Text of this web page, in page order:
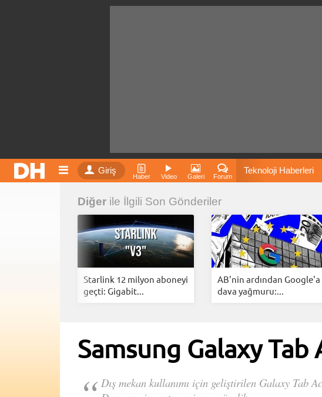
Giriş
Haber Video Galeri Forum
Teknoloji Haberleri
Fiyatları
İnstagram
Diğer ile İlgili Son Gönderiler
Starlink 12 milyon aboneyi
geçti: Gigabit...
AB'nin ardından Google'a
dava yağmuru:...
Samsung Galaxy
Dış mekan kullanımı için geliştirilen Galaxy Tab